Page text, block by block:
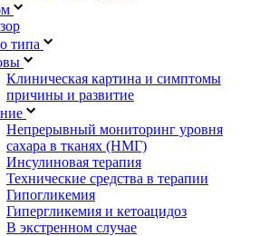
типа
Клиническая картина и симптомы
причины и развитие
Непрерывный мониторинг уровня
сахара в тканях (НМГ)
Инсулиновая терапия
Технические средства в терапии
Гипогликемия
Гипергликемия и кетоацидоз
В экстренном случае